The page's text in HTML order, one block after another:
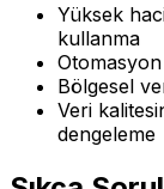
Yüksek
kullanma
Bölgesel
Veri
dengeleme